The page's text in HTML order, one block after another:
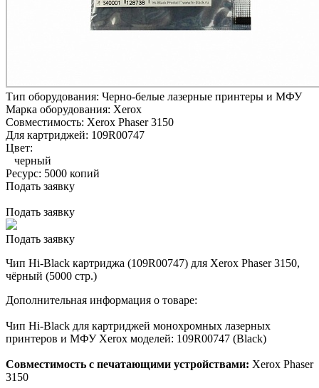
Тип оборудования: Черно-белые лазерные принтеры и МФУ
Марка оборудования: Xerox
Совместимость: Xerox Phaser 3150
Для картриджей: 109R00747
Цвет:
черный
Ресурс: 5000 копий
Подать заявку
Подать заявку
Подать заявку
Чип Hi-Black картриджа (109R00747) для Xerox Phaser 3150,
чёрный (5000 стр.)
Дополнительная информация о товаре:
Чип Hi-Black для картриджей монохромных лазерных
принтеров и МФУ Xerox моделей: 109R00747 (Black)
Совместимость с печатающими устройствами: Xerox Phaser
3150